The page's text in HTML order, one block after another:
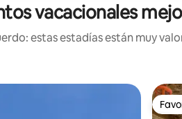
vacacionales
estas estadías están muy